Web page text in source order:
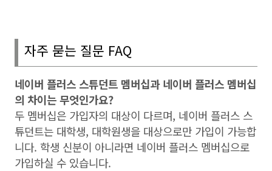
자주 묻는 질문 FAQ
네이버 플러스 스튜던트 멤버십과 네이버 플러스 멤버십
의 차이는 무엇인가요?
두 멤버십은 가입자의 대상이 다르며, 네이버 플러스 스
튜던트는 대학생, 대학원생을 대상으로만 가입이 가능합
니다. 학생 신분이 아니라면 네이버 플러스 멤버십으로
가입하실 수 있습니다.